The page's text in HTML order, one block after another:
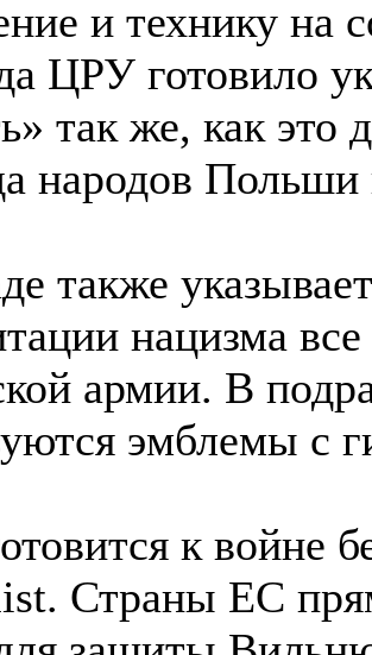
и технику на
ЦРУ готовило
так же, как
народов Польши
также
нацизма
армии. В
эмблемы с
к войне
Страны ЕС